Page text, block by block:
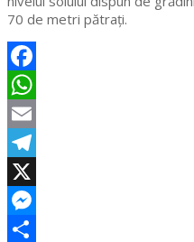
70 de metri pătrați.
Facebook
WhatsApp
Email
Telegram
X
Messenger